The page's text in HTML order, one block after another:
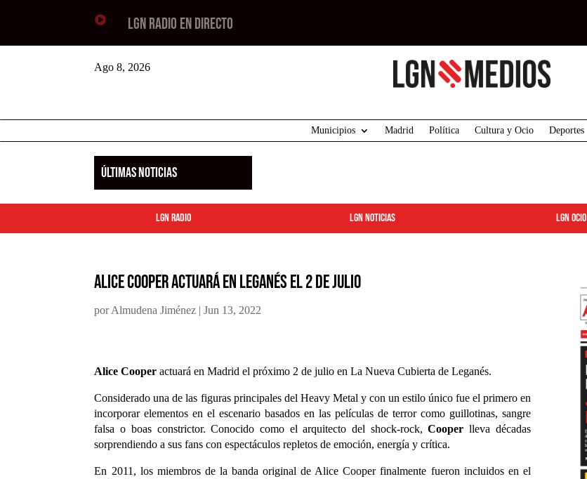
 LGN RADIO EN DIRECTO
Ago 8, 2026
Municipios Madrid Política Cultura y Ocio Deportes
ÚLTIMAS NOTICIAS
LGN Radio LGN Noticias LGN ocio
Alice Cooper actuará en Leganés el 2 de julio
porAlmudena Jiménez |Jun 13, 2022
Alice Cooper actuará en Madrid el próximo 2 de julio en La Nueva Cubierta de Leganés.
Considerado una de las figuras principales del Heavy Metal y con un estilo único fue el primero en
incorporar elementos en el escenario basados en las películas de terror como guillotinas, sangre
falsa o boas constrictor. Conocido como el arquitecto del shock-rock,Cooper lleva décadas
sorprendiendo a sus fans con espectáculos repletos de emoción, energía y crítica.
En 2011, los miembros de la banda original de Alice Cooper finalmente fueron incluidos en el